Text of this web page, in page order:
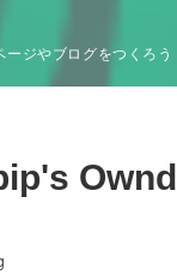
ジやブログをつくろう
Ownd